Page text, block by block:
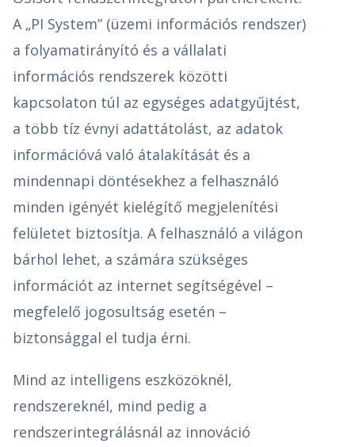
A „PI System” (üzemi információs rendszer)
a folyamatirányító és a vállalati
információs rendszerek közötti
kapcsolaton túl az egységes adatgyűjtést,
a több tíz évnyi adattátolást, az adatok
információvá való átalakítását és a
mindennapi döntésekhez a felhasználó
minden igényét kielégítő megjelenítési
felületet biztosítja. A felhasználó a világon
bárhol lehet, a számára szükséges
információt az internet segítségével –
megfelelő jogosultság esetén –
biztonsággal el tudja érni.
Mind az intelligens eszközöknél,
rendszereknél, mind pedig a
rendszerintegrálásnál az innováció